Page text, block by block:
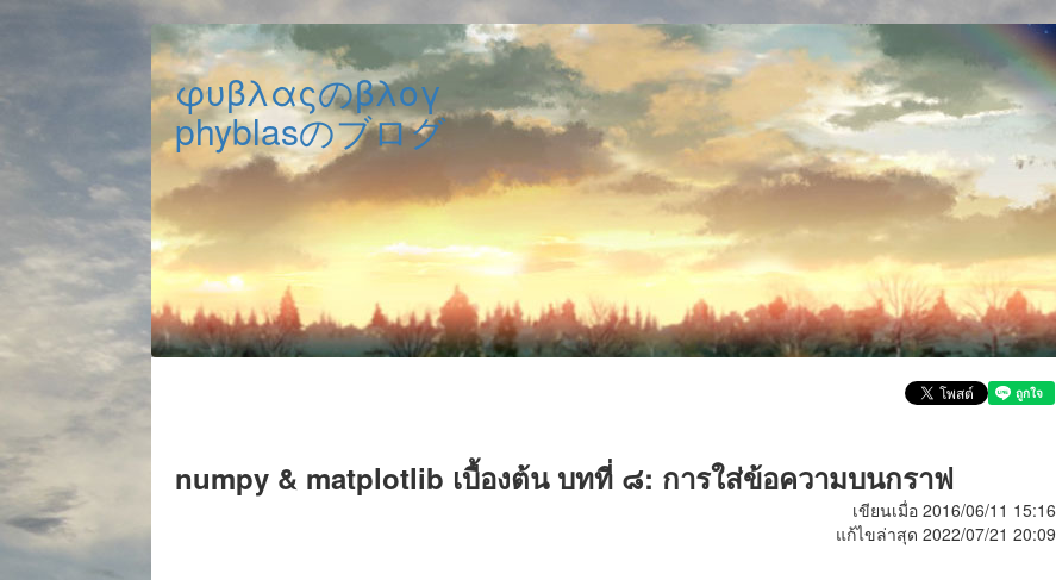
φυβλαςのβλογ
phyblasのブログ
numpy & matplotlib เบื้องต้น บทที่ ๘: การใส่ข้อความบนกราฟ
เขียนเมื่อ 2016/06/11 15:16
แก้ไขล่าสุด 2022/07/21 20:09